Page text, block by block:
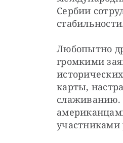
Сербии
Любопытно
громкими
карты,
слаживанию.
участниками